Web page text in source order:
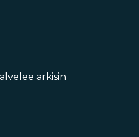
arkisin